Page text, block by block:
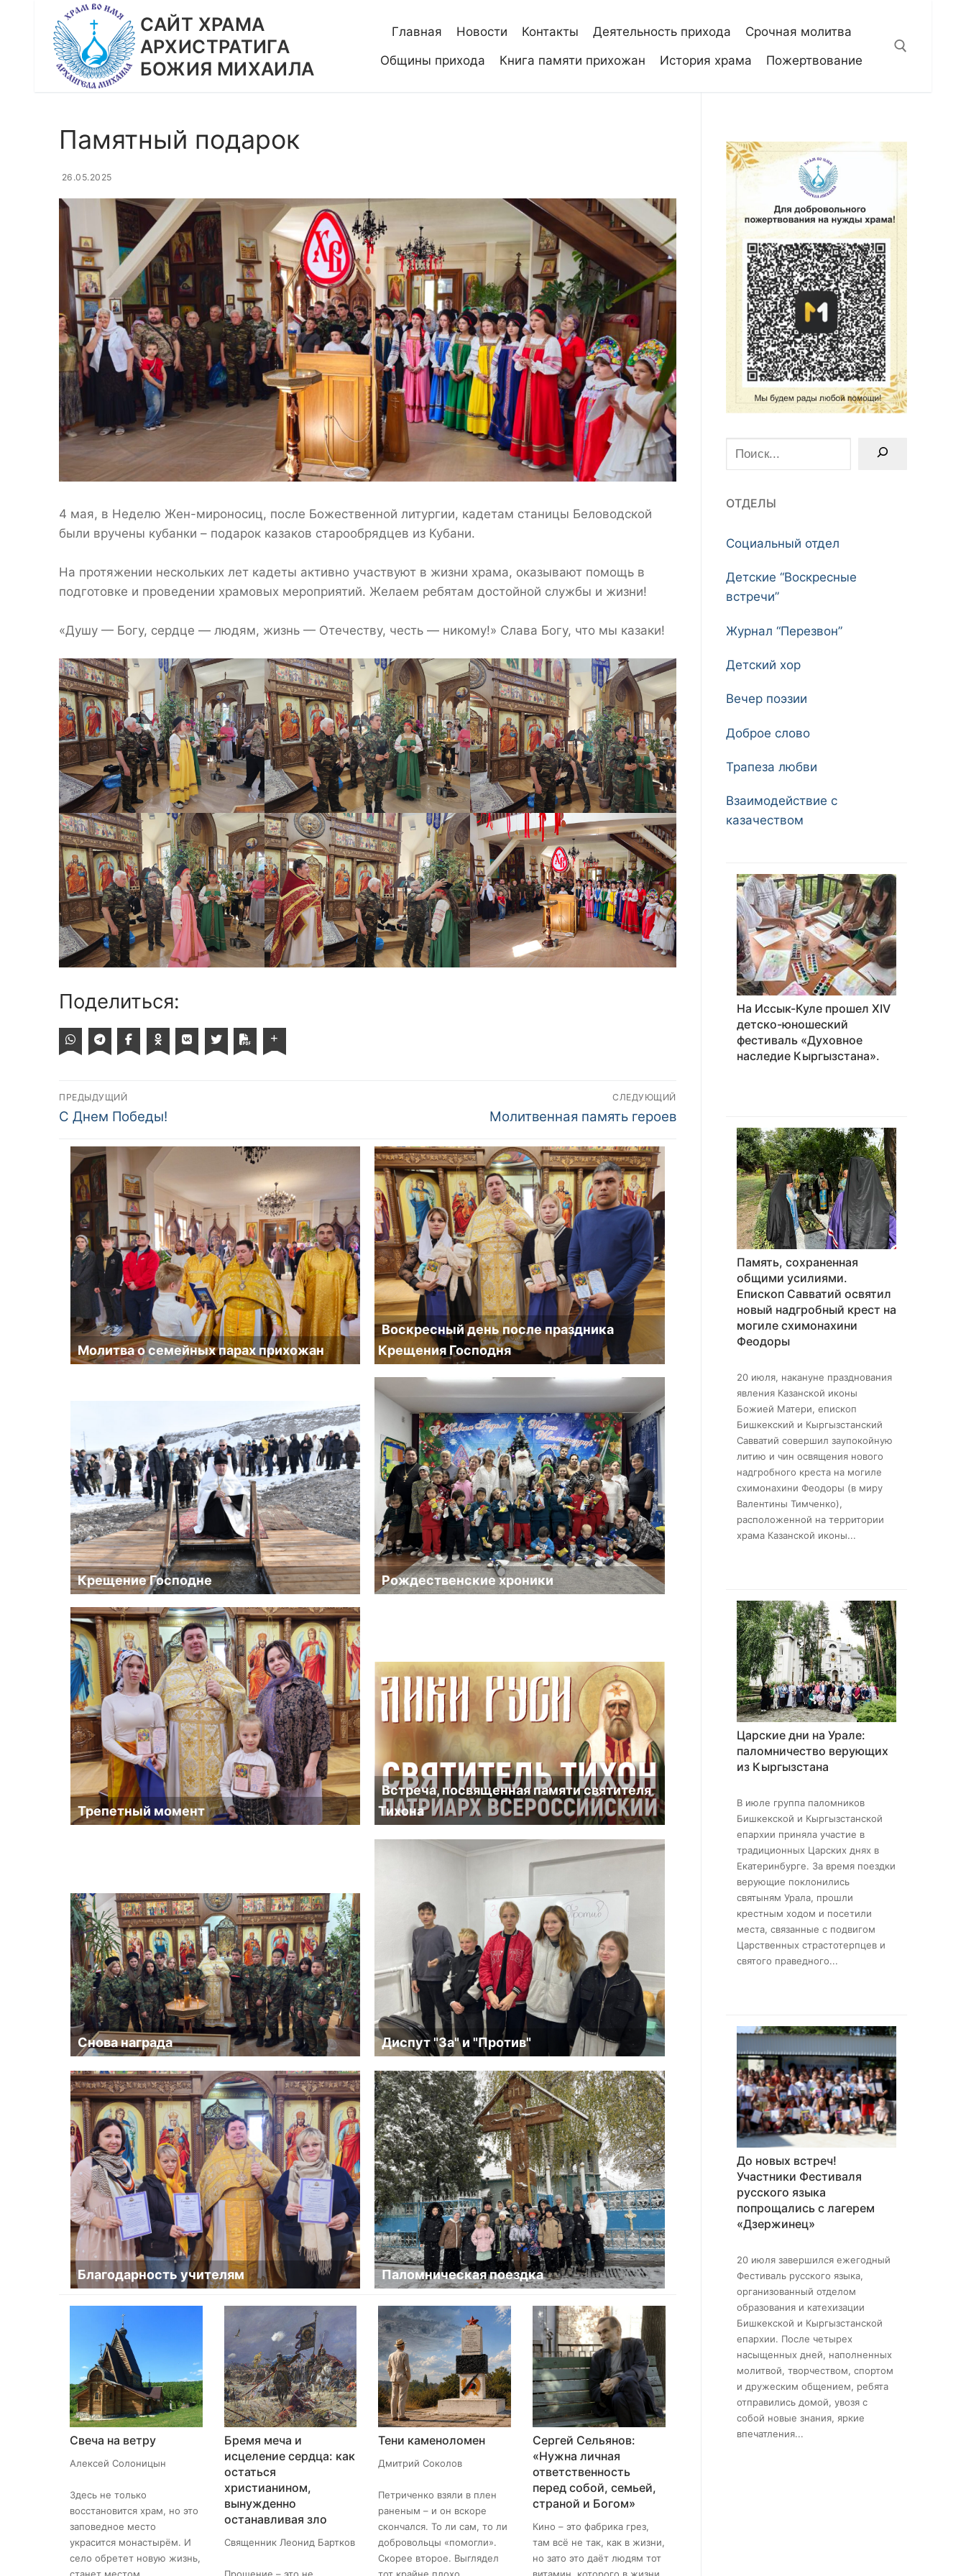
содержимому
CАЙТ ХРАМА
АРХИСТРАТИГА
БОЖИЯ МИХАИЛА
Главная Новости Контакты Деятельность прихода
Срочная молитва
Общины прихода
Книга памяти прихожан История храма Пожертвование
Памятный подарок
26.05.2025
4 мая, в Неделю Жен-мироносиц, после Божественной литургии, кадетам станицы Беловодской
были вручены кубанки – подарок казаков старообрядцев из Кубани.
На протяжении нескольких лет кадеты активно участвуют в жизни храма, оказывают помощь в
подготовке и проведении храмовых мероприятий. Желаем ребятам достойной службы и жизни!
«Душу — Богу, сердце — людям, жизнь — Отечеству, честь — никому!» Слава Богу, что мы казаки!
Поделиться:
Навигация
по
записям
ПРЕДЫДУЩИЙ
Предыдущий
С Днем Победы!
СЛЕДУЮЩИЙ
Следующий
Молитвенная память героев
Молитва о семейных парах прихожан
Воскресный день после праздника
Крещения Господня
Крещение Господне Рождественские хроники
Трепетный момент
Встреча, посвященная памяти святителя
Тихона
Снова награда Диспут "За" и "Против"
Благодарность учителям Паломническая поездка
Свеча на ветру
Алексей Солоницын
Здесь не только
восстановится храм, но это
заповедное место
украсится монастырём. И
село обретет новую жизнь,
Бремя меча и
исцеление сердца: как
остаться
христианином,
вынужденно
останавливая зло
Священник Леонид Бартков
Тени каменоломен
Дмитрий Соколов
Петриченко взяли в плен
раненым – и он вскоре
скончался. То ли сам, то ли
добровольцы «помогли».
Скорее второе. Выглядел
Сергей Сельянов:
«Нужна личная
ответственность
перед собой, семьей,
страной и Богом»
Кино – это фабрика грез,
там всё не так, как в жизни,
но зато это даёт людям тот
Поиск
ОТДЕЛЫ
Социальный отдел
Детские “Воскресные
встречи”
Журнал “Перезвон”
Детский хор
Вечер поэзии
Доброе слово
Трапеза любви
Взаимодействие с
казачеством
На Иссык-Куле прошел XIV
детско-юношеский
фестиваль «Духовное
наследие Кыргызстана».
Память, сохраненная
общими усилиями.
Епископ Савватий освятил
новый надгробный крест на
могиле схимонахини
Феодоры
20 июля, накануне празднования
явления Казанской иконы
Божией Матери, епископ
Бишкекский и Кыргызстанский
Савватий совершил заупокойную
литию и чин освящения нового
надгробного креста на могиле
схимонахини Феодоры (в миру
Валентины Тимченко),
расположенной на территории
храма Казанской иконы...
Царские дни на Урале:
паломничество верующих
из Кыргызстана
В июле группа паломников
Бишкекской и Кыргызстанской
епархии приняла участие в
традиционных Царских днях в
Екатеринбурге. За время поездки
верующие поклонились
святыням Урала, прошли
крестным ходом и посетили
места, связанные с подвигом
Царственных страстотерпцев и
святого праведного...
До новых встреч!
Участники Фестиваля
русского языка
попрощались с лагерем
«Дзержинец»
20 июля завершился ежегодный
Фестиваль русского языка,
организованный отделом
образования и катехизации
Бишкекской и Кыргызстанской
епархии. После четырех
насыщенных дней, наполненных
молитвой, творчеством, спортом
и дружеским общением, ребята
отправились домой, увозя с
собой новые знания, яркие
впечатления...